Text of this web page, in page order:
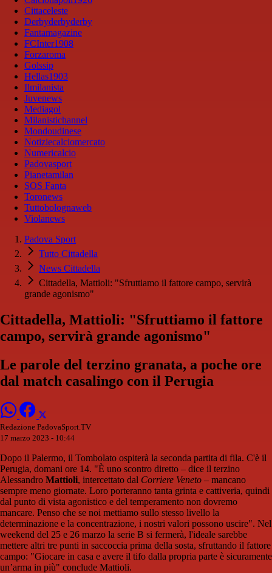
Cittaceleste
Derbyderbyderby
Fantamagazine
FCInter1908
Forzaroma
Golssip
Hellas1903
Ilmilanista
Juvenews
Mediagol
Milanistichannel
Mondoudinese
Notiziecalciomercato
Numericalcio
Padovasport
Pianetamilan
SOS Fanta
Toronews
Tuttobolognaweb
Violanews
Padova Sport
Tutto Cittadella
News Cittadella
Cittadella, Mattioli: "Sfruttiamo il fattore campo, servirà
grande agonismo"
Cittadella, Mattioli: "Sfruttiamo il fattore
campo, servirà grande agonismo"
Le parole del terzino granata, a poche ore
dal match casalingo con il Perugia
Redazione PadovaSport.TV
17 marzo 2023 - 10:44
Dopo il Palermo, il Tombolato ospiterà la seconda partita di fila. C'è il
Perugia, domani ore 14. "È uno scontro diretto – dice il terzino
Alessandro Mattioli, intercettato dal Corriere Veneto – mancano
sempre meno giornate. Loro porteranno tanta grinta e cattiveria, quindi
dal punto di vista agonistico e del temperamento non dovremo
mancare. Penso che se noi mettiamo sullo stesso livello la
determinazione e la concentrazione, i nostri valori possono uscire". Nel
weekend del 25 e 26 marzo la serie B si fermerà, l'ideale sarebbe
mettere altri tre punti in saccoccia prima della sosta, sfruttando il fattore
campo: "Giocare in casa e avere il tifo dalla propria parte è sicuramente
un’arma in più" conclude Mattioli.